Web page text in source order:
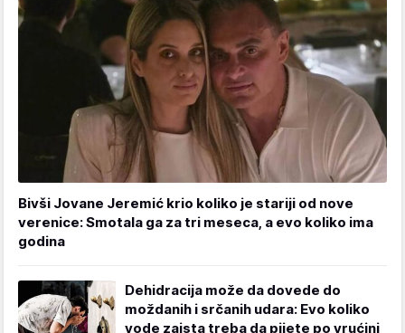
Bivši Jovane Jeremić krio koliko je stariji od nove
verenice: Smotala ga za tri meseca, a evo koliko ima
godina
Dehidracija može da dovede do
moždanih i srčanih udara: Evo koliko
vode zaista treba da pijete po vrućini